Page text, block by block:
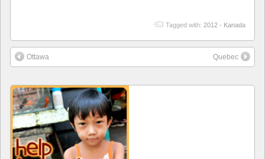
Tagged with: 2012 - Kanada
Ottawa Quebec